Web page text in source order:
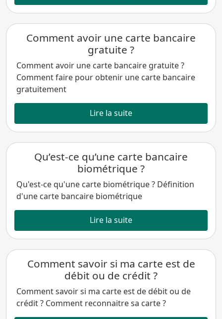
Comment avoir une carte bancaire
gratuite ?
Comment avoir une carte bancaire gratuite ?
Comment faire pour obtenir une carte bancaire
gratuitement
Lire la suite
Qu’est-ce qu’une carte bancaire
biométrique ?
Qu'est-ce qu'une carte biométrique ? Définition
d'une carte bancaire biométrique
Lire la suite
Comment savoir si ma carte est de
débit ou de crédit ?
Comment savoir si ma carte est de débit ou de
crédit ? Comment reconnaitre sa carte ?